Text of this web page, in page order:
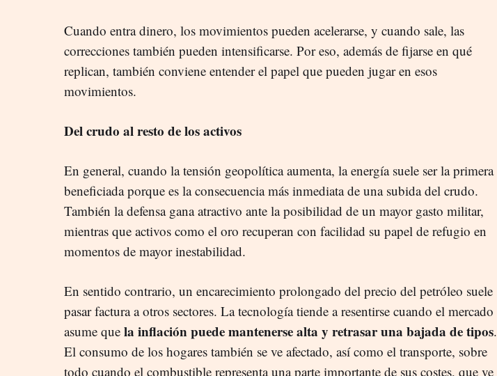
Cuando entra dinero, los movimientos pueden acelerarse, y cuando sale, las
correcciones también pueden intensificarse. Por eso, además de fijarse en qué
replican, también conviene entender el papel que pueden jugar en esos
movimientos.
Del crudo al resto de los activos
En general, cuando la tensión geopolítica aumenta, la energía suele ser la primera
beneficiada porque es la consecuencia más inmediata de una subida del crudo.
También la defensa gana atractivo ante la posibilidad de un mayor gasto militar,
mientras que activos como el oro recuperan con facilidad su papel de refugio en
momentos de mayor inestabilidad.
En sentido contrario, un encarecimiento prolongado del precio del petróleo suele
pasar factura a otros sectores. La tecnología tiende a resentirse cuando el mercado
asume que la inflación puede mantenerse alta y retrasar una bajada de tipos.
El consumo de los hogares también se ve afectado, así como el transporte, sobre
todo cuando el combustible representa una parte importante de sus costes, que ve